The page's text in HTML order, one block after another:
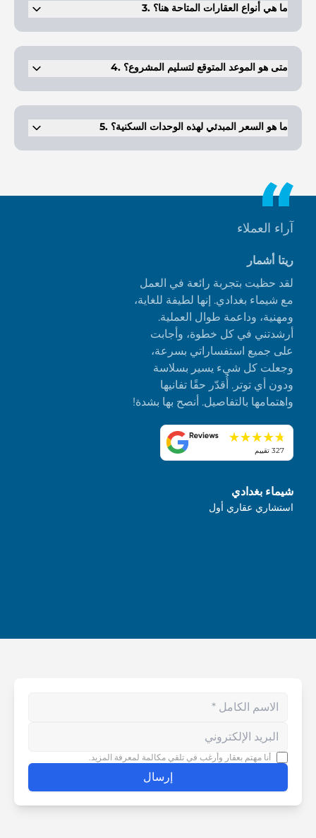
3. ما هي أنواع العقارات المتاحة هنا؟
إلى شقق بنتهاوس مكونة من أربع غرف نوم.
4. متى هو الموعد المتوقع لتسليم المشروع؟
5. ما هو السعر المبدئي لهذه الوحدات السكنية؟
آراء العملاء
ريتا أشمار
لقد حظيت بتجربة رائعة في العمل
مع شيماء بغدادي. إنها لطيفة للغاية،
ومهنية، وداعمة طوال العملية.
أرشدتني في كل خطوة، وأجابت
على جميع استفساراتي بسرعة،
وجعلت كل شيء يسير بسلاسة
ودون أي توتر. أُقدّر حقًا تفانيها
واهتمامها بالتفاصيل. أنصح بها بشدة!
327 تقييم
شيماء بغدادي
استشاري عقاري أول
Enter your phone number
أنا مهتم بعقار وأرغب في تلقي مكالمة لمعرفة المزيد.
إرسال